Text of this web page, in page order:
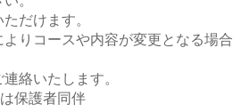
だけます。
りコースや内容が変更となる場
絡いたします。
保護者同伴